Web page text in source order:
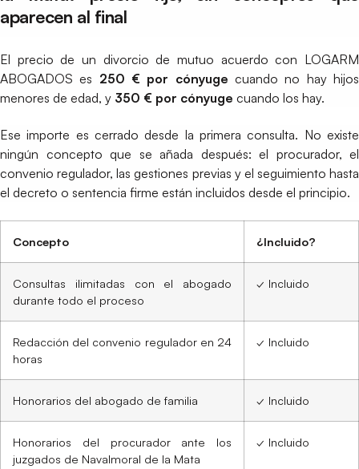
aparecen al final
El precio de un divorcio de mutuo acuerdo con LOGARM
ABOGADOS es 250 € por cónyuge cuando no hay hijos
menores de edad, y 350 € por cónyuge cuando los hay.
Ese importe es cerrado desde la primera consulta. No existe
ningún concepto que se añada después: el procurador, el
convenio regulador, las gestiones previas y el seguimiento hasta
el decreto o sentencia firme están incluidos desde el principio.
Concepto ¿Incluido?
Consultas ilimitadas con el abogado
durante todo el proceso
✓ Incluido
Redacción del convenio regulador en 24
horas
✓ Incluido
Honorarios del abogado de familia ✓ Incluido
Honorarios del procurador ante los
juzgados de Navalmoral de la Mata
✓ Incluido